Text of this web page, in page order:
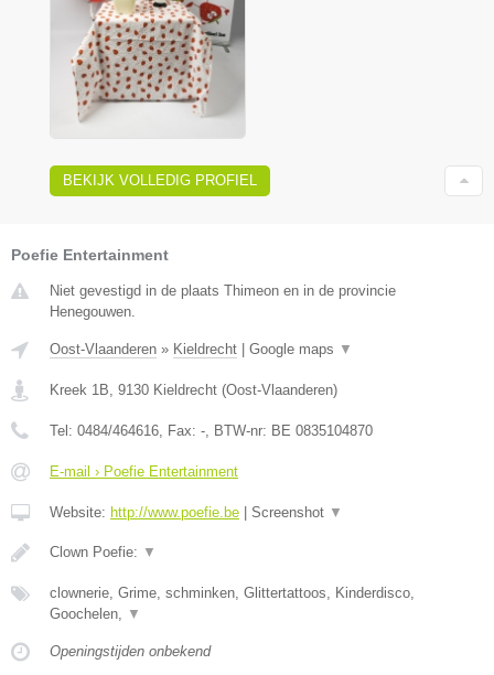
BEKIJK VOLLEDIG PROFIEL
Poefie Entertainment
Niet gevestigd in de plaats Thimeon en in de provincie
Henegouwen.
Oost-Vlaanderen » Kieldrecht | Google maps ▼
Kreek 1B 9130 Kieldrecht (Oost-Vlaanderen)
Tel: 0484/464616 , Fax: - , BTW-nr: BE 0835104870
E-mail › Poefie Entertainment
Website: http://www.poefie.be | Screenshot ▼
Clown Poefie: ▼
clownerie, Grime, schminken, Glittertattoos, Kinderdisco,
Goochelen,
▼
Openingstijden onbekend